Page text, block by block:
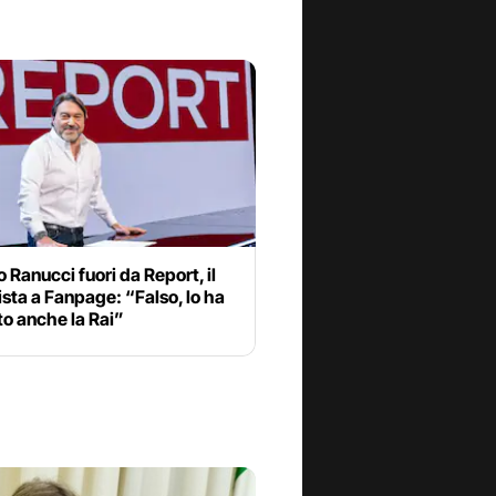
Ranucci fuori da Report, il
a Fanpage: “Falso, lo ha
anche la Rai”